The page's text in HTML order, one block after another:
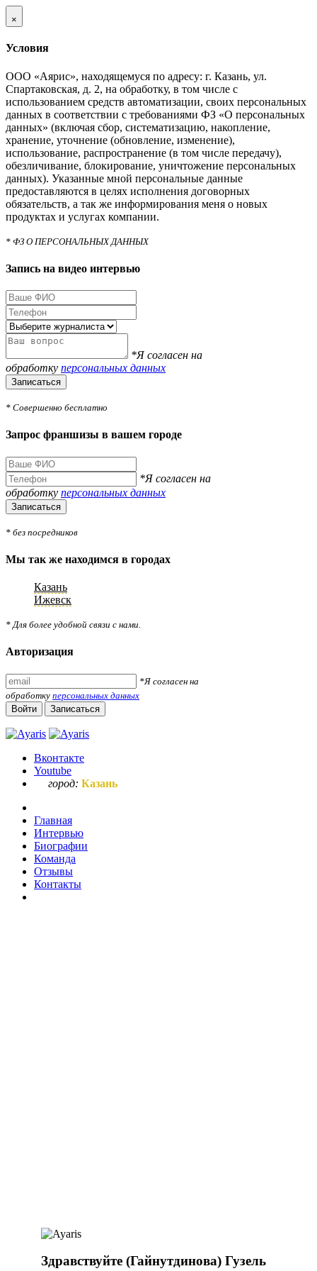
×
Условия
ООО «Аярис», находящемуся по адресу: г. Казань, ул.
Спартаковская, д. 2, на обработку, в том числе с
использованием средств автоматизации, своих персональных
данных в соответствии с требованиями ФЗ «О персональных
данных» (включая сбор, систематизацию, накопление,
хранение, уточнение (обновление, изменение),
использование, распространение (в том числе передачу),
обезличивание, блокирование, уничтожение персональных
данных). Указанные мной персональные данные
предоставляются в целях исполнения договорных
обязательств, а так же информирования меня о новых
продуктах и услугах компании.
* ФЗ О ПЕРСОНАЛЬНЫХ ДАННЫХ
Запись на видео интервью
*Я согласен на
обработку персональных данных
Записаться
* Совершенно бесплатно
Запрос франшизы в вашем городе
*Я согласен на
обработку персональных данных
Записаться
* без посредников
Мы так же находимся в городах
Казань
Ижевск
* Для более удобной связи с нами.
Авторизация
*Я согласен на
обработку персональных данных
Войти
Записаться
Вконтакте
Youtube
город: Казань
Главная
Интервью
Биографии
Команда
Отзывы
Контакты
Здравствуйте (Гайнутдинова) Гузель